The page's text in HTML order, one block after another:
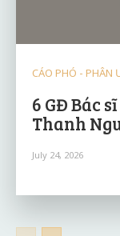
CÁO PHÓ - PHÂN
6 GĐ Bác
Thanh
July 24, 2026